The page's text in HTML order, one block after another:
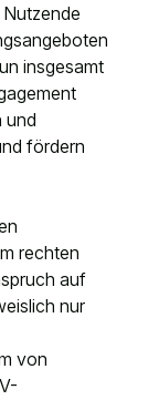
insgesamt
und
fördern
rechten
auf
nur
von